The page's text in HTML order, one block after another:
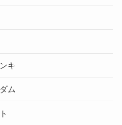
キ
ム